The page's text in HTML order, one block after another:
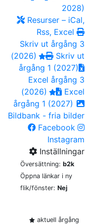
2028)
Resurser – iCal,
Rss, Excel
Skriv ut årgång 3
(2026)
Skriv ut
årgång 1 (2027)
Excel årgång 3
(2026)
Excel
årgång 1 (2027)
Bildbank - fria bilder
Facebook
Instagram
Inställningar
Översättning: b2k
Öppna länkar i ny
flik/fönster: Nej
aktuell årgång